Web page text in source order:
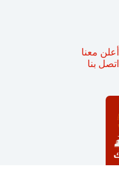
أعلن معنا
اتصل بنا